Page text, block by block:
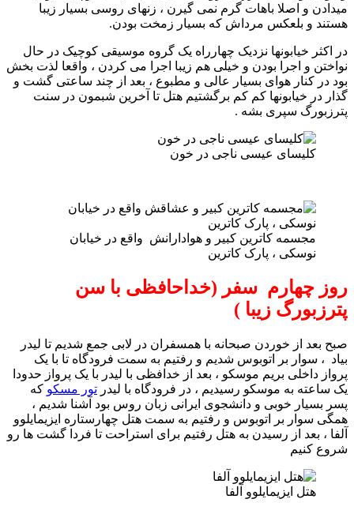
میدادن و اصلا باهات گرم نمی گیرن ، زنهای روسی بسیار زیبا
هستند و بلعکس مرداش که بسیار زمخت بودن.
در اکثر خیابونها نزدیک چهارراه یک گروه موسیقی کوچیک در حال
نواختن و اجرا بودن و خیلی هم زیبا اجرا می کردن ، واقعا لذت بخش
بود در کنار هوای بسیار عالی و مطبوع ، بعد از چند ساعتی گشت و
گذار در خیابونها کم کم برگشتیم هتل تا آخرین شبمون در سنت
پترزبورگ سپری بشه .
کلیسای عیسی ناجی در خون
مجسمه کاترین کبیر و هوادارانش واقع در خیابان
نوسکی ، پارک کاترین
روز چهارم سفر (خداحافظی با سن
پترزبورگ زیبا )
صبح بعد از خوردن صبحانه با همسفران در لابی جمع شدیم تا لیدر
بیاد ، سوار بر اتوبوس شدیم و رفتیم به سمت فرودگاه تا با یک
پرواز داخلی بریم موسکو ، بعد از خدافظی با لیدر با یک پرواز حدودا
یک ساعته به موسکو رسیدیم ، در فرودگاه با لیدر تور مسکو که
پسر بسیار خوبی و دانشجوی ایرانی زبان روس بود آشنا شدیم ،
همگی سوار بر اتوبوس و رفتیم به سمت هتل چهارستاره ایزیمایلوو
آلفا ، بعد از رسیدن به هتل رفتیم برای استراحت تا فردا گشت ها رو
شروع کنیم
هتل ایزیمایلوو آلفا